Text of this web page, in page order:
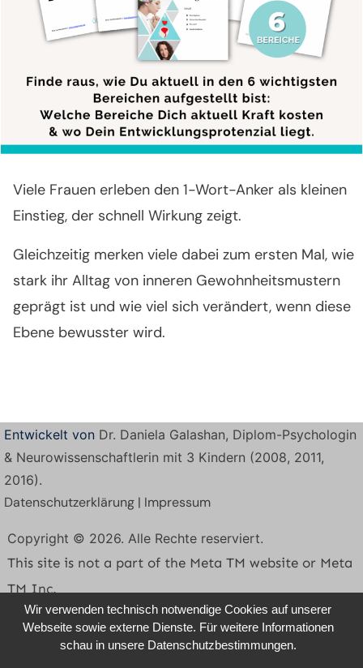
Viele Frauen erleben den 1-Wort-Anker als kleinen
Einstieg, der schnell Wirkung zeigt.
Gleichzeitig merken viele dabei zum ersten Mal, wie
stark ihr Alltag von inneren Gewohnheitsmustern
geprägt ist und wie viel sich verändert, wenn diese
Ebene bewusster wird.
Entwickelt von Dr. Daniela Galashan, Diplom-Psychologin
& Neurowissenschaftlerin mit 3 Kindern (2008, 2011,
2016).
Datenschutzerklärung | Impressum
Copyright © 2026. Alle Rechte reserviert.
This site is not a part of the Meta TM website or Meta
TM Inc.
Additionally, this site is not endorsed by Meta TM in
any way.
Wir verwenden technisch notwendige Cookies auf unserer
Webseite sowie externe Dienste. Für weitere Informationen
schau in unsere Datenschutzbestimmungen.